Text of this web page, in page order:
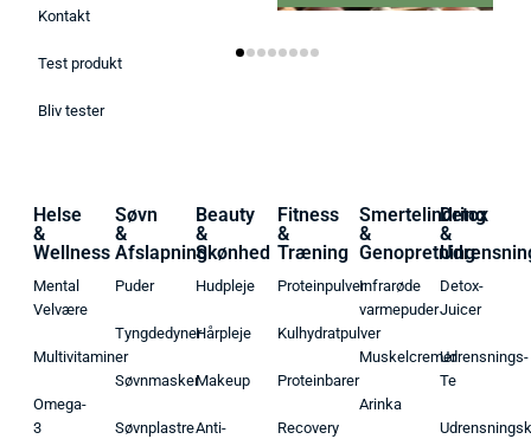
Kontakt
Test produkt
Bliv tester
Helse
&
Wellness
Mental
Velvære
Multivitaminer
Omega-
3
Søvn
&
Afslapning
Puder
Tyngdedyner
Søvnmasker
Søvnplastre
Beauty
&
Skønhed
Hudpleje
Hårpleje
Makeup
Anti-
Fitness
&
Træning
Proteinpulver
Kulhydratpulver
Proteinbarer
Recovery
Smertelindring
&
Genopretning
Infrarøde
varmepuder
Muskelcremer
Arinka
Detox
&
Detox-
Juicer
Udrensnings-
Te